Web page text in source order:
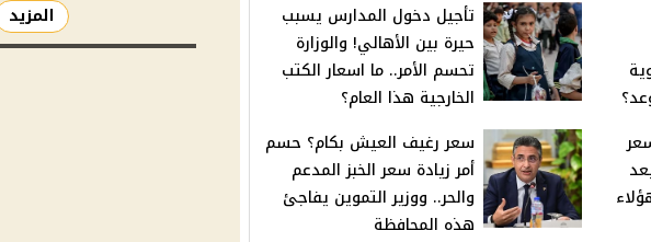
تأجيل دخول المدارس يسبب
حيرة بين الأهالي! والوزارة
تحسم الأمر.. ما اسعار الكتب
الخارجية هذا العام؟
سعر
سعر رغيف العيش بكام؟ حسم
أمر زيادة سعر الخبز المدعم
والحر.. ووزير التموين يفاجئ
هذه المحافظة
المزيد